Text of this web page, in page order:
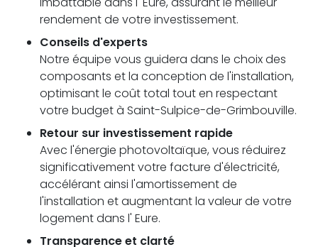
rendement de votre investissement.
Conseils d'experts
Notre équipe vous guidera dans le choix des
composants et la conception de l'installation,
optimisant le coût total tout en respectant
votre budget à Saint-Sulpice-de-Grimbouville.
Retour sur investissement rapide
Avec l'énergie photovoltaïque, vous réduirez
significativement votre facture d'électricité,
accélérant ainsi l'amortissement de
l'installation et augmentant la valeur de votre
logement dans l' Eure.
Transparence et clarté